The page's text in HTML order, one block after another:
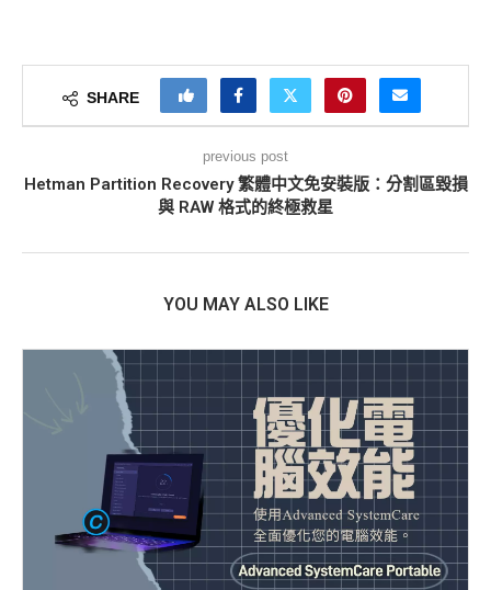
SHARE
previous post
Hetman Partition Recovery 繁體中文免安裝版：分割區毀損
與 RAW 格式的終極救星
YOU MAY ALSO LIKE